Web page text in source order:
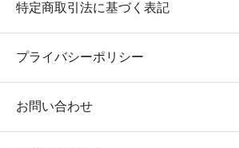
特定商取引法に基づく表記
プライバシーポリシー
お問い合わせ